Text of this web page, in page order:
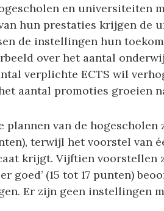
en universiteiten
hun prestaties krijgen de
de instellingen hun
over het aantal
verplichte ECTS wil
aantal promoties groeien
plannen van de hogescholen
terwijl het voorstel van
krijgt. Vijftien voorstellen
goed’ (15 tot 17 punten)
Er zijn geen instellingen